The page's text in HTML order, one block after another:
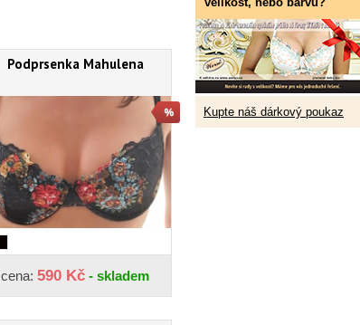
Kupte náš dárkový poukaz
Podprsenka Mahulena
cena: 590 Kč - skladem